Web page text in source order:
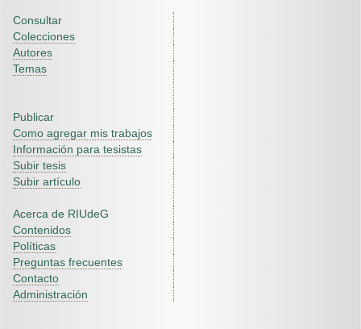
Consultar
Colecciones
Autores
Temas
Publicar
Como agregar mis trabajos
Información para tesistas
Subir tesis
Subir artículo
Acerca de RIUdeG
Contenidos
Políticas
Preguntas frecuentes
Contacto
Administración